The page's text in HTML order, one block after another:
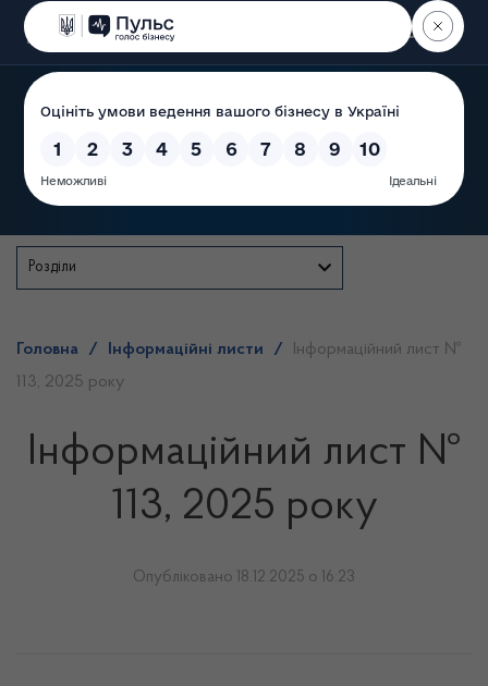
Пошук
Розділи
Головна / Інформаційні листи /
Інформаційний лист №
113, 2025 року
Інформаційний лист №
113, 2025 року
Опубліковано 18.12.2025 о 16:23